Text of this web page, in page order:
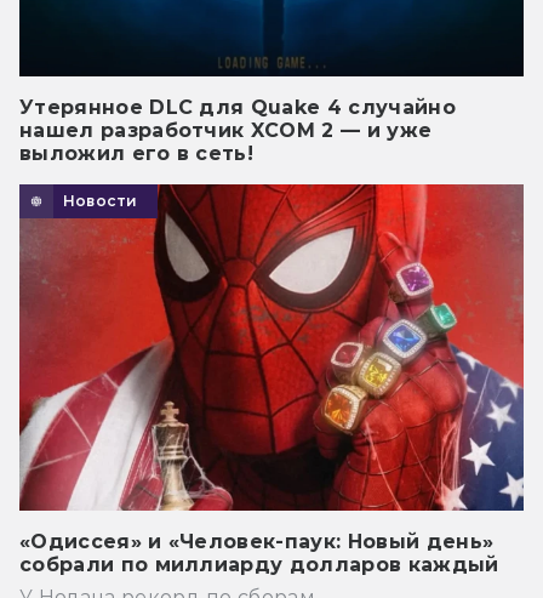
Утерянное DLC для Quake 4 случайно
нашел разработчик XCOM 2 — и уже
выложил его в сеть!
Новости
«Одиссея» и «Человек-паук: Новый день»
собрали по миллиарду долларов каждый